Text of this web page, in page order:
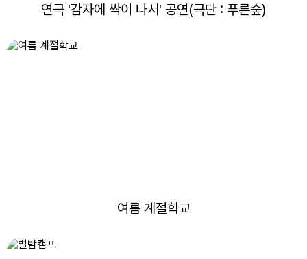
연극 '감자에 싹이 나서' 공연(극단 : 푸른숲)
여름 계절학교